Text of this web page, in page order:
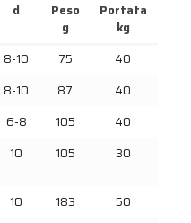
d
Peso
g
Portata
kg
8-10 75
40
8-10 87
40
6-8 105
40
10 105 30
10 183
50